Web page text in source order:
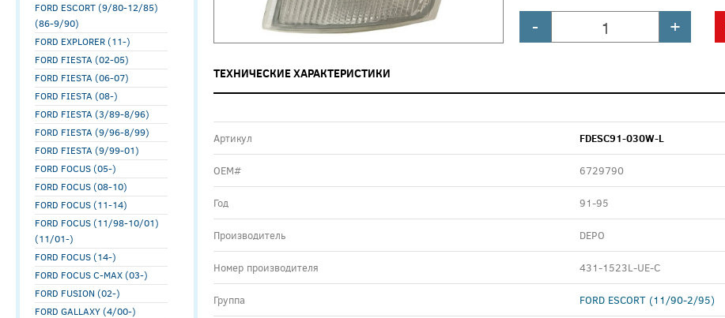
FORD ESCORT (9/80-12/85)
(86-9/90)
FORD EXPLORER (11-)
FORD FIESTA (02-05)
FORD FIESTA (06-07)
FORD FIESTA (08-)
FORD FIESTA (3/89-8/96)
FORD FIESTA (9/96-8/99)
FORD FIESTA (9/99-01)
FORD FOCUS (05-)
FORD FOCUS (08-10)
FORD FOCUS (11-14)
FORD FOCUS (11/98-10/01)
(11/01-)
FORD FOCUS (14-)
FORD FOCUS C-MAX (03-)
FORD FUSION (02-)
FORD GALLAXY (4/00-)
- +
ТЕХНИЧЕСКИЕ ХАРАКТЕРИСТИКИ
Артикул FDESC91-030W-L
ОЕМ# 6729790
Год 91-95
Производитель DEPO
Номер производителя 431-1523L-UE-C
Группа FORD ESCORT (11/90-2/95)